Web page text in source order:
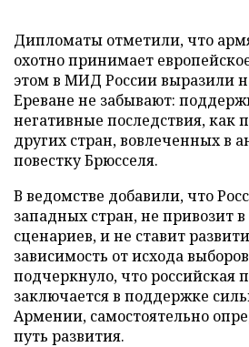
Дипломаты отметили, что
охотно принимает
этом в МИД России выразили
Ереване не забывают:
негативные последствия, как
других стран, вовлеченных в
повестку Брюсселя.
В ведомстве добавили, что
западных стран, не привозит
сценариев, и не ставит
зависимость от исхода
подчеркнуло, что российская
заключается в поддержке
Армении, самостоятельно
путь развития.